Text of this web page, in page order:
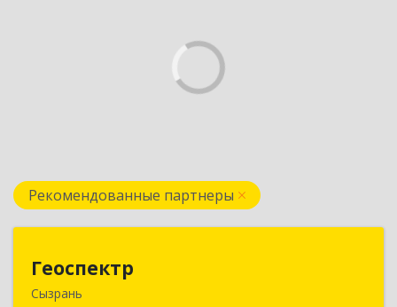
Рекомендованные партнеры
Геоспектр
Сызрань
446001, Самарская обл, Сызрань г, Кирова ул,